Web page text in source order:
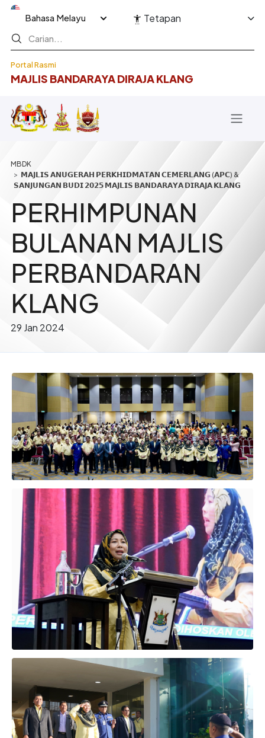
Langkau ke kandungan utama
Portal Rasmi
MAJLIS BANDARAYA DIRAJA KLANG
Select your language Tetapan
Breadcrumb
𝗠𝗔𝗝𝗟𝗜𝗦 𝗔𝗡𝗨𝗚𝗘𝗥𝗔𝗛 𝗣𝗘𝗥𝗞𝗛𝗜𝗗𝗠𝗔𝗧𝗔𝗡 𝗖𝗘𝗠𝗘𝗥𝗟𝗔𝗡𝗚 (𝗔𝗣𝗖) &
𝗦𝗔𝗡𝗝𝗨𝗡𝗚𝗔𝗡 𝗕𝗨𝗗𝗜 𝟮𝟬𝟮𝟱 𝗠𝗔𝗝𝗟𝗜𝗦 𝗕𝗔𝗡𝗗𝗔𝗥𝗔𝗬𝗔 𝗗𝗜𝗥𝗔𝗝𝗔 𝗞𝗟𝗔𝗡𝗚
PERHIMPUNAN
BULANAN MAJLIS
PERBANDARAN
KLANG
29 Jan 2024